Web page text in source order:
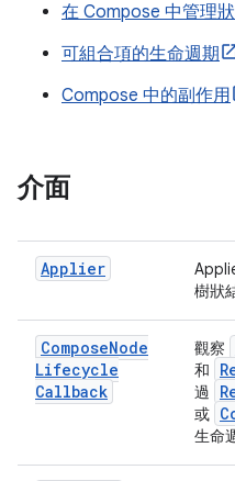
在 Compose 中管理
可組合項的生命週期
Compose 中的副作用
介面
Applier
樹狀
ComposeNode
Lifecycle
Callback
觀察
和
過
或
生命